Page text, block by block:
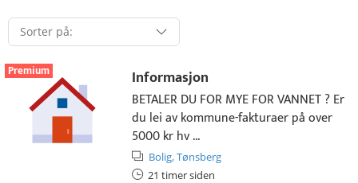
Premium Informasjon
BETALER DU FOR MYE FOR VANNET ? Er
du lei av kommune-fakturaer på over
5000 kr hv ...
Bolig,Tønsberg
21 timer siden